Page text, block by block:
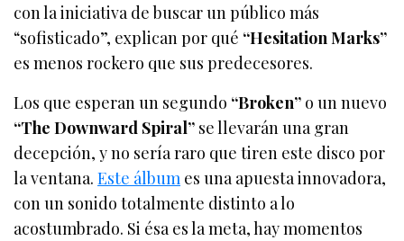
con la iniciativa de buscar un público más
“sofisticado”, explican por qué “Hesitation Marks”
es menos rockero que sus predecesores.
Los que esperan un segundo “Broken” o un nuevo
“The Downward Spiral” se llevarán una gran
decepción, y no sería raro que tiren este disco por
la ventana.Este álbum es una apuesta innovadora,
con un sonido totalmente distinto a lo
acostumbrado. Si ésa es la meta, hay momentos